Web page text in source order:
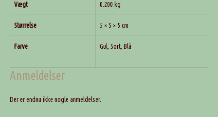
Vægt 0.200 kg
Størrelse 5 × 5 × 5 cm
Farve Gul, Sort, Blå
Anmeldelser
Der er endnu ikke nogle anmeldelser.